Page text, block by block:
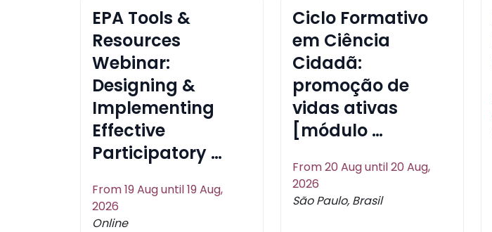
EPA Tools &
Resources
Webinar:
Designing &
Implementing
Effective
Participatory …
From 19 Aug until 19 Aug,
2026
Online
Ciclo Formativo
em Ciência
Cidadã:
promoção de
vidas ativas
[módulo …
From 20 Aug until 20 Aug,
2026
São Paulo, Brasil